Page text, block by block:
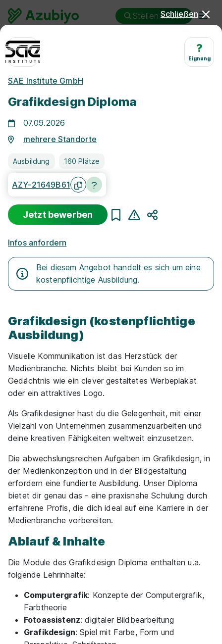
Stellen finden
Ausbildung
Mediendesigner/in 2026 &
2027: Freie
Ausbildungsplätze
Freie Stellen finden
Sortierung Beginn Schulabschluss
Infos zum Beruf Mediendesigner
1.901 Ausbildungsplätze
Audio Engineering Diploma SAE Institute GmbH
07.09.2026
Mehrere Standorte
Social Media Macromedia Akademie
01.09.2026
Schließen
?
Eignung
SAE Institute GmbH
Grafikdesign Diploma
07.09.2026
mehrere Standorte
Ausbildung 160 Plätze
AZY-21649B61
Jetzt bewerben
Infos anfordern
Bei diesem Angebot handelt es sich um eine
kostenpflichtige Ausbildung.
Grafikdesign (kostenpflichtige
Ausbildung)
Visuelle Kommunikation ist das Herzstück der
Medienbranche. Nichts bleibt bei Kunden so im
Gedächtnis wie ein clever gestaltetes Werbeplakat
oder ein attraktives Logo.
Als Grafikdesigner hast du die Gelegenheit, mit einer
Vielzahl von Unternehmen zusammenzuarbeiten und
deine kreativen Fähigkeiten weltweit einzusetzen.
Die abwechslungsreichen Aufgaben im Grafikdesign, in
der Medienkonzeption und in der Bildgestaltung
erfordern eine fundierte Ausbildung. Unser Diploma
bietet dir genau das - eine praxisnahe Schulung durch
erfahrene Profis, die dich ideal auf eine Karriere in der
Medienbranche vorbereiten.
Ablauf & Inhalte
Die Module des Grafikdesign Diploma enthalten u.a.
folgende Lehrinhalte:
Computergrafik: Konzepte der Computergrafik,
Farbtheorie
Fotoassistenz: digitaler Bildbearbeitung
Grafikdesign: Spiel mit Farbe, Form und